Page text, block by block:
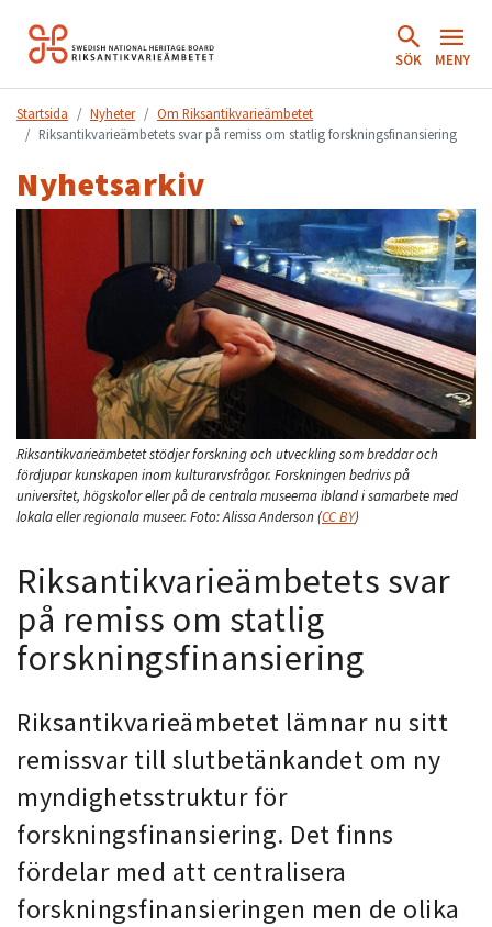
Hoppa
till
SÖK MENY
Startsida Nyheter
Om Riksantikvarieämbetet
Riksantikvarieämbetets svar på remiss om statlig forskningsfinansiering
Nyhetsarkiv
Riksantikvarieämbetet stödjer forskning och utveckling som breddar och
fördjupar kunskapen inom kulturarvsfrågor. Forskningen bedrivs på
universitet, högskolor eller på de centrala museerna ibland i samarbete med
lokala eller regionala museer. Foto:Alissa Anderson (CC BY)
Riksantikvarieämbetets svar
på remiss om statlig
forskningsfinansiering
Riksantikvarieämbetet lämnar nu sitt
remissvar till slutbetänkandet om ny
myndighetsstruktur för
forskningsfinansiering. Det finns
fördelar med att centralisera
forskningsfinansieringen men de olika